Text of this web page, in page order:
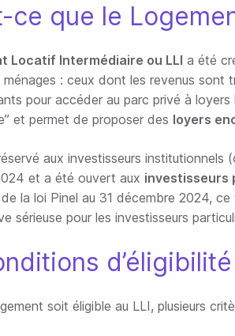
ce que le
Locatif Intermédiaire ou LLI a été
: ceux dont les revenus sont
pour accéder au parc privé à
et permet de proposer des loyers
aux investisseurs institutionnels
et a été ouvert aux investisseurs
la loi Pinel au 31 décembre 2024,
sérieuse pour les investisseurs
soit éligible au LLI, plusieurs